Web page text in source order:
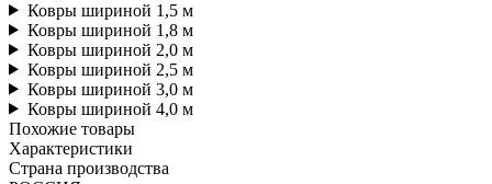
Ковры шириной 1,5 м
Ковры шириной 1,8 м
Ковры шириной 2,0 м
Ковры шириной 2,5 м
Ковры шириной 3,0 м
Ковры шириной 4,0 м
Похожие товары
Характеристики
Страна производства